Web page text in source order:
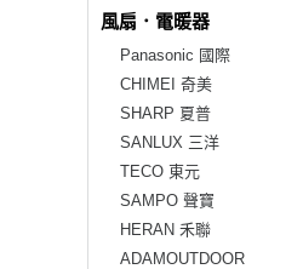
風扇．電暖器
Panasonic 國際
CHIMEI 奇美
SHARP 夏普
SANLUX 三洋
TECO 東元
SAMPO 聲寶
HERAN 禾聯
ADAMOUTDOOR